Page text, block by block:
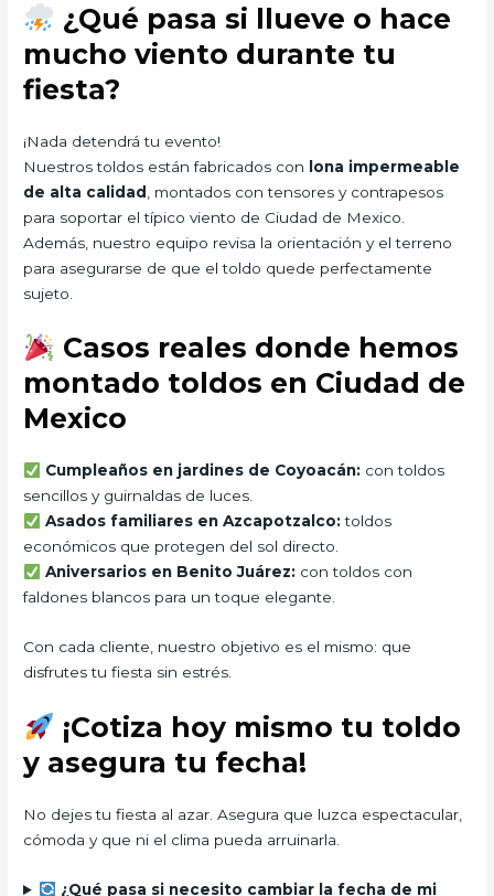
¿Qué pasa si llueve o hace
mucho viento durante tu
fiesta?
¡Nada detendrá tu evento!
Nuestros toldos están fabricados con lona impermeable
de alta calidad , montados con tensores y contrapesos
para soportar el típico viento de Ciudad de Mexico.
Además, nuestro equipo revisa la orientación y el terreno
para asegurarse de que el toldo quede perfectamente
sujeto.
Casos reales donde hemos
montado toldos en Ciudad de
Mexico
Cumpleaños en jardines de Coyoacán:con toldos
sencillos y guirnaldas de luces.
Asados familiares en Azcapotzalco:toldos
económicos que protegen del sol directo.
Aniversarios en Benito Juárez:con toldos con
faldones blancos para un toque elegante.
Con cada cliente, nuestro objetivo es el mismo: que
disfrutes tu fiesta sin estrés.
¡Cotiza hoy mismo tu toldo
y asegura tu fecha!
No dejes tu fiesta al azar. Asegura que luzca espectacular,
cómoda y que ni el clima pueda arruinarla.
¿Qué pasa si necesito cambiar la fecha de mi